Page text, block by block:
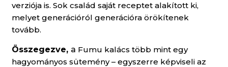
verziója is. Sok család saját receptet alakított ki,
melyet generációról generációra örökítenek
tovább.
Összegezve, a Fumu kalács több mint egy
hagyományos sütemény – egyszerre képviseli az